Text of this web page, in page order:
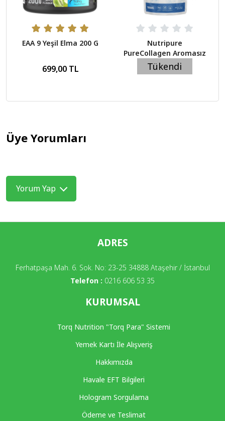
EAA 9 Yeşil Elma 200 G
699,00 TL
Nutripure
PureCollagen Aromasız
150 Gr
199,00 TL
Tükendi
Üye Yorumları
Yorum Yap
ADRES
Ferhatpaşa Mah. 6. Sok. No: 23-25 34888 Ataşehir / İstanbul
Telefon : 0216 606 53 35
KURUMSAL
Torq Nutrition "Torq Para" Sistemi
Yemek Kartı İle Alışveriş
Hakkımızda
Havale EFT Bilgileri
Hologram Sorgulama
Ödeme ve Teslimat